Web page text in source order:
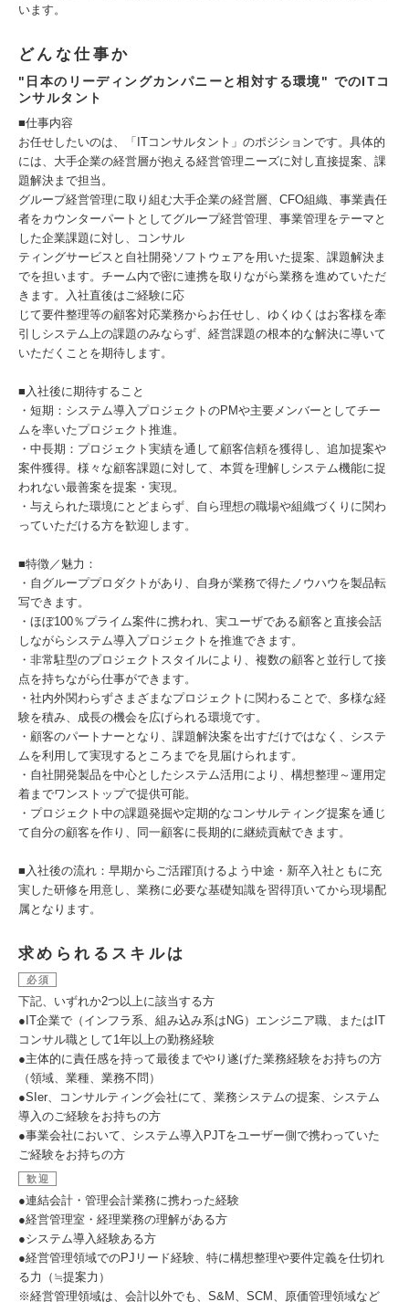
います。
どんな仕事か
"日本のリーディングカンパニーと相対する環境" でのITコ
ンサルタント
■仕事内容
お任せしたいのは、「ITコンサルタント」のポジションです。具体的
には、大手企業の経営層が抱える経営管理ニーズに対し直接提案、課
題解決まで担当。
グループ経営管理に取り組む大手企業の経営層、CFO組織、事業責任
者をカウンターパートとしてグループ経営管理、事業管理をテーマと
した企業課題に対し、コンサル
ティングサービスと自社開発ソフトウェアを用いた提案、課題解決ま
でを担います。チーム内で密に連携を取りながら業務を進めていただ
きます。入社直後はご経験に応
じて要件整理等の顧客対応業務からお任せし、ゆくゆくはお客様を牽
引しシステム上の課題のみならず、経営課題の根本的な解決に導いて
いただくことを期待します。
■入社後に期待すること
・短期：システム導入プロジェクトのPMや主要メンバーとしてチー
ムを率いたプロジェクト推進。
・中長期：プロジェクト実績を通して顧客信頼を獲得し、追加提案や
案件獲得。様々な顧客課題に対して、本質を理解しシステム機能に捉
われない最善案を提案・実現。
・与えられた環境にとどまらず、自ら理想の職場や組織づくりに関わ
っていただける方を歓迎します。
■特徴／魅力：
・自グループプロダクトがあり、自身が業務で得たノウハウを製品転
写できます。
・ほぼ100％プライム案件に携われ、実ユーザである顧客と直接会話
しながらシステム導入プロジェクトを推進できます。
・非常駐型のプロジェクトスタイルにより、複数の顧客と並行して接
点を持ちながら仕事ができます。
・社内外関わらずさまざまなプロジェクトに関わることで、多様な経
験を積み、成長の機会を広げられる環境です。
・顧客のパートナーとなり、課題解決案を出すだけではなく、システ
ムを利用して実現するところまでを見届けられます。
・自社開発製品を中心としたシステム活用により、構想整理～運用定
着までワンストップで提供可能。
・プロジェクト中の課題発掘や定期的なコンサルティング提案を通じ
て自分の顧客を作り、同一顧客に長期的に継続貢献できます。
■入社後の流れ：早期からご活躍頂けるよう中途・新卒入社ともに充
実した研修を用意し、業務に必要な基礎知識を習得頂いてから現場配
属となります。
求められるスキルは
必須
下記、いずれか2つ以上に該当する方
●IT企業で（インフラ系、組み込み系はNG）エンジニア職、またはIT
コンサル職として1年以上の勤務経験
●主体的に責任感を持って最後までやり遂げた業務経験をお持ちの方
（領域、業種、業務不問）
●SIer、コンサルティング会社にて、業務システムの提案、システム
導入のご経験をお持ちの方
●事業会社において、システム導入PJTをユーザー側で携わっていた
ご経験をお持ちの方
歓迎
●連結会計・管理会計業務に携わった経験
●経営管理室・経理業務の理解がある方
●システム導入経験ある方
●経営管理領域でのPJリード経験、特に構想整理や要件定義を仕切れ
る力（≒提案力）
※経営管理領域は、会計以外でも、S&M、SCM、原価管理領域など